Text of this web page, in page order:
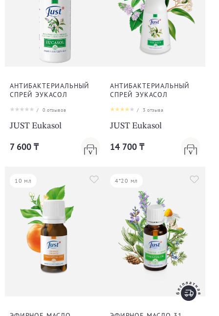
АНТИБАКТЕРИАЛЬНЫЙ
СПРЕЙ ЭУКАСОЛ
/ 0 отзывов
JUST Eukasol
7 600 ₸
АНТИБАКТЕРИАЛЬНЫЙ
СПРЕЙ ЭУКАСОЛ
/ 3 отзыва
JUST Eukasol
14 700 ₸
10 мл 4*20 мл